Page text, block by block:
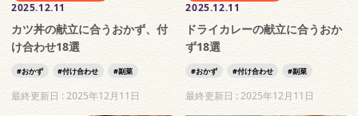
2025.12.11
カツ丼の献立に合うおかず、付
け合わせ18選
おかず 付け合わせ 副菜
最終更新日 : 2025年12月11日
2025.12.11
ドライカレーの献立に合うおか
ず18選
おかず 付け合わせ 副菜
最終更新日 :2025年12月11日